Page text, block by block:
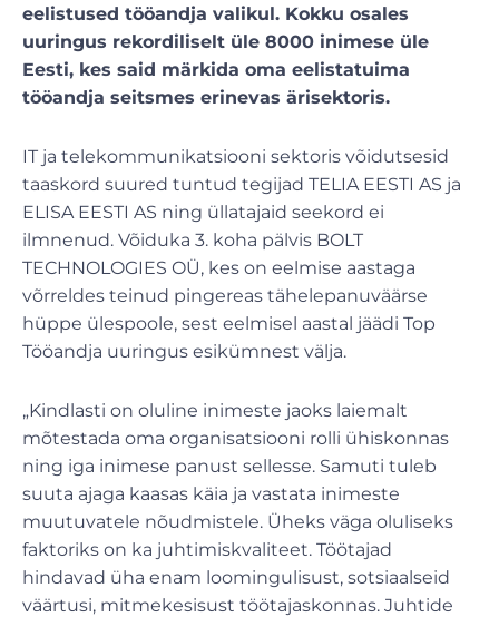
eelistused tööandja valikul. Kokku osales
uuringus rekordiliselt üle 8000 inimese üle
Eesti, kes said märkida oma eelistatuima
tööandja seitsmes erinevas ärisektoris.
IT ja telekommunikatsiooni sektoris võidutsesid
taaskord suured tuntud tegijad TELIA EESTI AS ja
ELISA EESTI AS ning üllatajaid seekord ei
ilmnenud. Võiduka 3. koha pälvis BOLT
TECHNOLOGIES OÜ, kes on eelmise aastaga
võrreldes teinud pingereas tähelepanuväärse
hüppe ülespoole, sest eelmisel aastal jäädi Top
Tööandja uuringus esikümnest välja.
„Kindlasti on oluline inimeste jaoks laiemalt
mõtestada oma organisatsiooni rolli ühiskonnas
ning iga inimese panust sellesse. Samuti tuleb
suuta ajaga kaasas käia ja vastata inimeste
muutuvatele nõudmistele. Üheks väga oluliseks
faktoriks on ka juhtimiskvaliteet. Töötajad
hindavad üha enam loomingulisust, sotsiaalseid
väärtusi, mitmekesisust töötajaskonnas. Juhtide